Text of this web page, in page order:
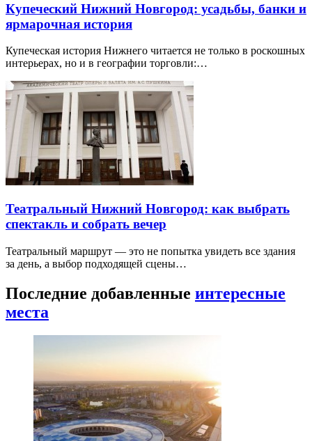
Купеческий Нижний Новгород: усадьбы, банки и
ярмарочная история
Купеческая история Нижнего читается не только в роскошных
интерьерах, но и в географии торговли:…
Театральный Нижний Новгород: как выбрать
спектакль и собрать вечер
Театральный маршрут — это не попытка увидеть все здания
за день, а выбор подходящей сцены…
Последние добавленные интересные
места